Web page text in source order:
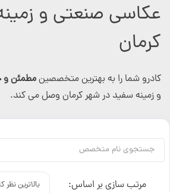
عکاسی صنعتی و
کرمان
کادرو شما را به بهترین متخصصینمطمئن و
و زمینه سفید در شهر کرمان وصل می کند.
مرتب سازی بر اساس: